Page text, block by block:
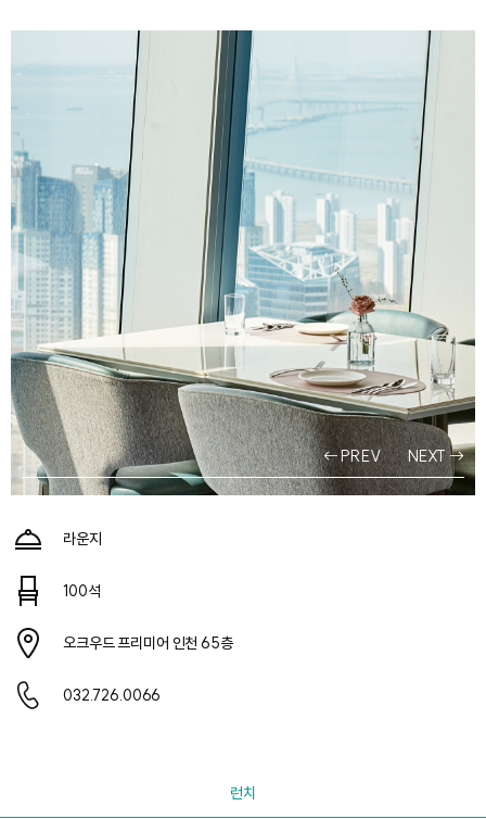
PREV NEXT
라운지
100석
오크우드 프리미어 인천 65층
032.726.0066
런치